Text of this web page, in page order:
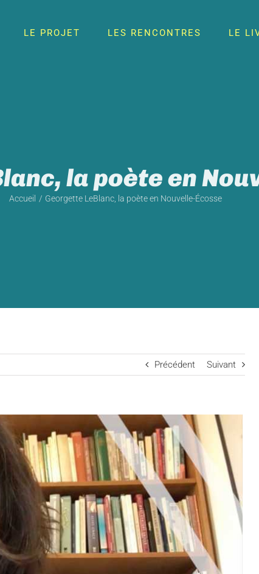
LE PROJET LES RENCONTRES LE
la poète en
Accueil Georgette LeBlanc, la poète en Nouvelle-Écosse
Précédent Suivant